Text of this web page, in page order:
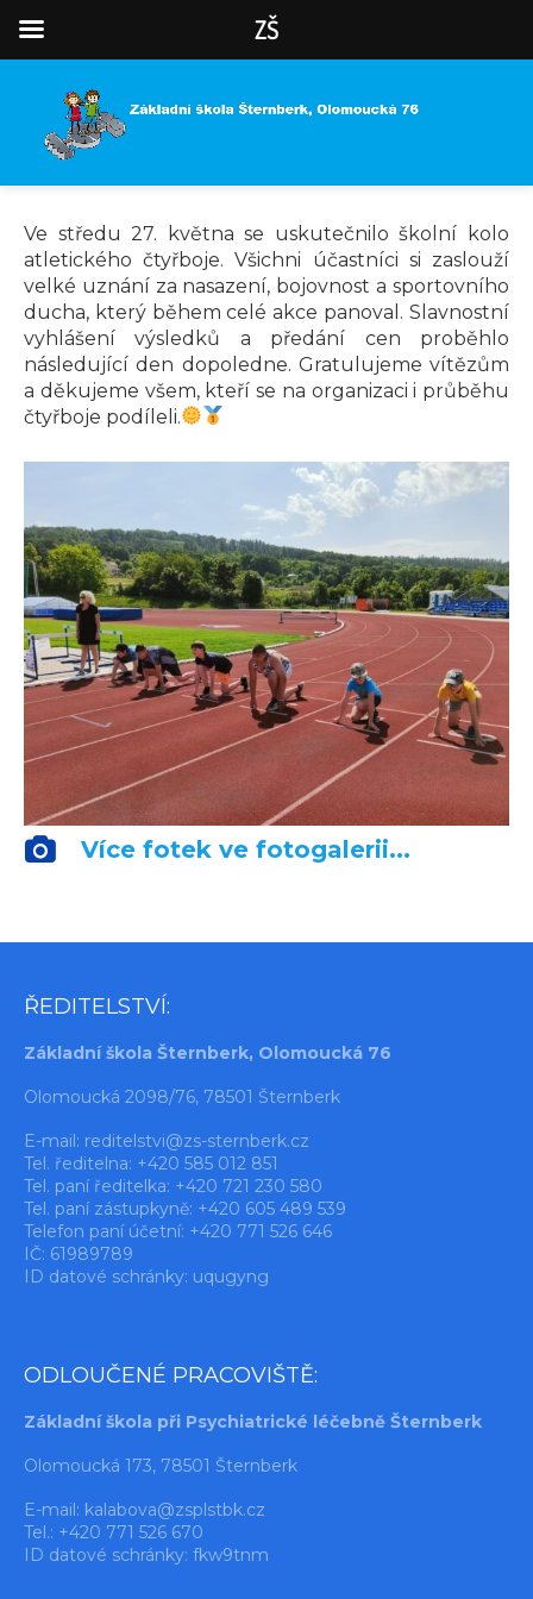
Ve středu 27. května se uskutečnilo školní kolo
atletického čtyřboje. Všichni účastníci si zaslouží
velké uznání za nasazení, bojovnost a sportovního
ducha, který během celé akce panoval. Slavnostní
vyhlášení výsledků a předání cen proběhlo
následující den dopoledne. Gratulujeme vítězům
a děkujeme všem, kteří se na organizaci i průběhu
čtyřboje podíleli.
Více fotek ve fotogalerii...
ŘEDITELSTVÍ:
Základní škola Šternberk, Olomoucká 76
Olomoucká 2098/76, 78501 Šternberk
E-mail: reditelstvi@zs-sternberk.cz
Tel. ředitelna: +420 585 012 851
Tel. paní ředitelka: +420 721 230 580
Tel. paní zástupkyně: +420 605 489 539
Telefon paní účetní: +420 771 526 646
IČ: 61989789
ID datové schránky: uqugyng
ODLOUČENÉ PRACOVIŠTĚ:
Základní škola při Psychiatrické léčebně Šternberk
Olomoucká 173, 78501 Šternberk
E-mail: kalabova@zsplstbk.cz
Tel.: +420 771 526 670
ID datové schránky: fkw9tnm
ZŠ